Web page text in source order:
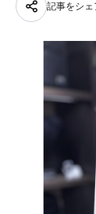
記事をシェ